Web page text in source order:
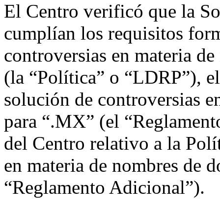
El Centro verificó que la
cumplían los requisitos
controversias en materia
(la “Política” o “LDRP”),
solución de controversias
para “.MX” (el
del Centro relativo a la
en materia de nombres de
“Reglamento Adicional”).